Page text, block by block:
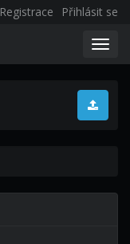
Registrace Přihlásit se